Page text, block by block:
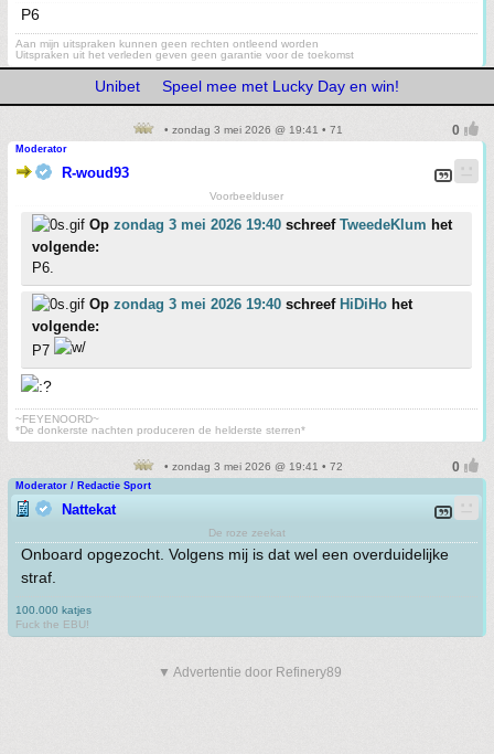
P6
Aan mijn uitspraken kunnen geen rechten ontleend worden
Uitspraken uit het verleden geven geen garantie voor de toekomst
Unibet Speel mee met Lucky Day en win!
• zondag 3 mei 2026 @ 19:41 • 71
Moderator
R-woud93
Voorbeelduser
Op zondag 3 mei 2026 19:40 schreef TweedeKlum het
volgende:
P6.
Op zondag 3 mei 2026 19:40 schreef HiDiHo het
volgende:
P7
~FEYENOORD~
*De donkerste nachten produceren de helderste sterren*
• zondag 3 mei 2026 @ 19:41 • 72
Moderator / Redactie Sport
Nattekat
De roze zeekat
Onboard opgezocht. Volgens mij is dat wel een overduidelijke
straf.
100.000 katjes
Fuck the EBU!
▼ Advertentie door Refinery89